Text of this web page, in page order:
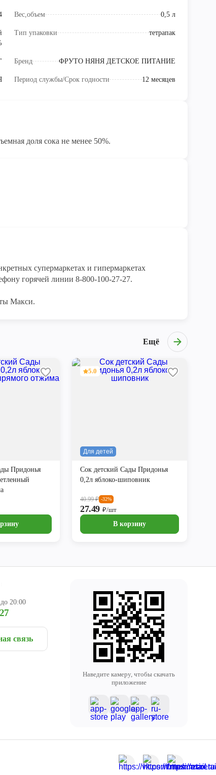
Вес,объем 0,5 л
Тип упаковки тетрапак
Бренд ФРУТО НЯНЯ ДЕТСКОЕ ПИТАНИЕ
Период службы/Срок годности 12 месяцев
доля сока не менее 50%.
супермаркетах и гипермаркетах
горячей линии 8-800-100-27-27.
Макси.
Ещё
Придонья
Для детей
5.0
Сок детский Сады Придонья
0,2л яблоко-шиповник
40.99₽ -32%
27.49 ₽/шт
В корзину
20:00
связь
Наведите камеру, чтобы скачать
приложение